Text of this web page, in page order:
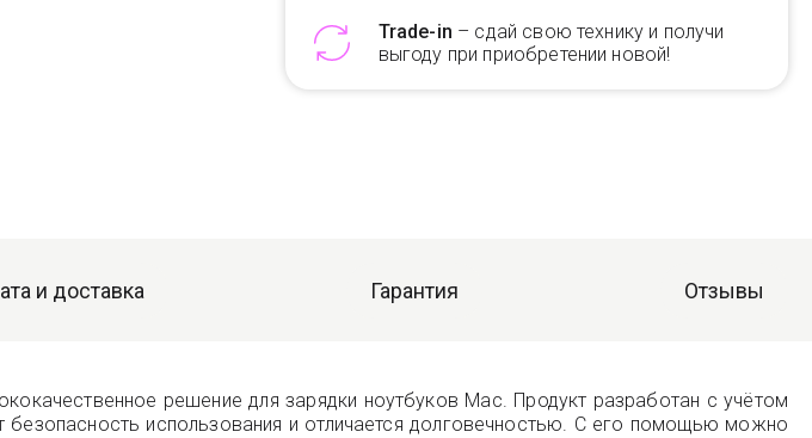
Trade-in – сдай свою технику и получи
выгоду при приобретении новой!
и доставка Гарантия Отзывы
решение для зарядки ноутбуков Mac. Продукт разработан с учётом
безопасность использования и отличается долговечностью. С его помощью можно